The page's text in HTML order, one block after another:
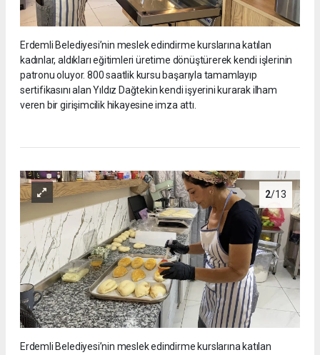
Erdemli Belediyesi’nin meslek edindirme kurslarına katılan
kadınlar, aldıkları eğitimleri üretime dönüştürerek kendi işlerinin
patronu oluyor. 800 saatlik kursu başarıyla tamamlayıp
sertifikasını alan Yıldız Dağtekin kendi işyerini kurarak ilham
veren bir girişimcilik hikayesine imza attı.
2/13
Erdemli Belediyesi’nin meslek edindirme kurslarına katılan